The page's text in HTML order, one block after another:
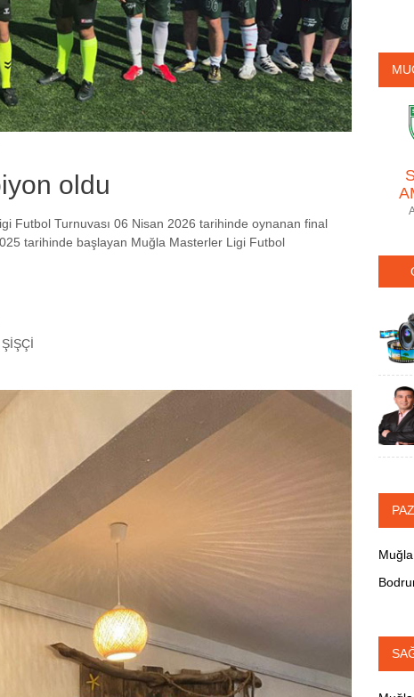
oldu
Futbol Turnuvası 06 Nisan 2026 tarihinde oynanan final
tarihinde başlayan Muğla Masterler Ligi Futbol